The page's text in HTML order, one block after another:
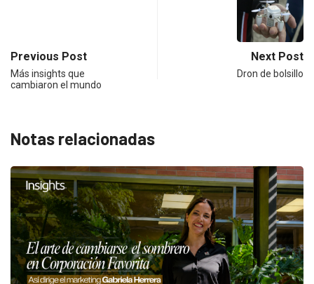
Previous Post
Más insights que
cambiaron el mundo
Next Post
Dron de bolsillo
Notas relacionadas